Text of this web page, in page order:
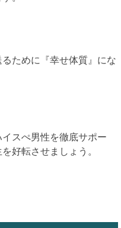
ために『幸せ体質』にな
スぺ男性を徹底サポー
好転させましょう。